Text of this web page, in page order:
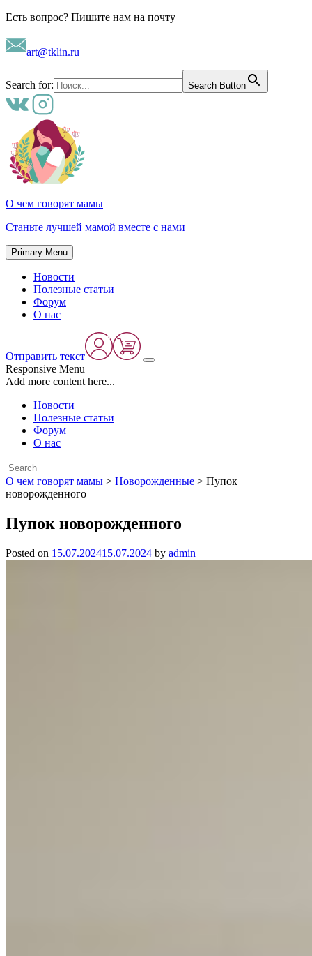
Skip
content
Есть вопрос? Пишите нам на почту
art@tklin.ru
Search for: Search Button
О чем говорят мамы
Станьте лучшей мамой вместе с нами
Primary Menu
Новости
Полезные статьи
Форум
О нас
Отправить текст
Responsive Menu
Add more content here...
Новости
Полезные статьи
Форум
О нас
О чем говорят мамы > Новорожденные > Пупок
новорожденного
Пупок новорожденного
Posted on 15.07.202415.07.2024 by admin